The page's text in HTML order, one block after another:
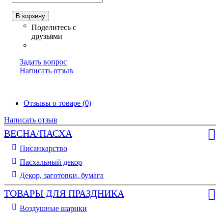
В корзину
Задать вопрос
Написать отзыв
Отзывы о товаре (0)
Написать отзыв
ВЕСНА/ПАСХА
Писанкарство
Пасхальный декор
Декор, заготовки, бумага
ТОВАРЫ ДЛЯ ПРАЗДНИКА
Воздушные шарики